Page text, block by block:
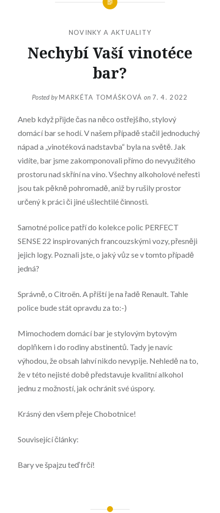
NOVINKY A AKTUALITY
Nechybí Vaší vinotéce
bar?
Posted byMARKÉTA TOMÁŠKOVÁ on 7. 4. 2022
Aneb když přijde čas na něco ostřejšího, stylový
domácí bar se hodí. V našem případě stačil jednoduchý
nápad a ,,vinotéková nadstavba“ byla na světě. Jak
vidíte, bar jsme zakomponovali přímo do nevyužitého
prostoru nad skříní na víno. Všechny alkoholové neřesti
jsou tak pěkně pohromadě, aniž by rušily prostor
určený k práci či jiné ušlechtilé činnosti.
Samotné police patří do kolekce polic PERFECT
SENSE 22 inspirovaných francouzskými vozy, přesněji
jejich logy. Poznali jste, o jaký vůz se v tomto případě
jedná?
Správně, o Citroën. A příští je na řadě Renault. Tahle
police bude stát opravdu za to:-)
Mimochodem domácí bar je stylovým bytovým
doplňkem i do rodiny abstinentů. Tady je navíc
výhodou, že obsah lahví nikdo nevypije. Nehledě na to,
že v této nejisté době představuje kvalitní alkohol
jednu z možností, jak ochránit své úspory.
Krásný den všem přeje Chobotnice!
Související články:
Bary ve špajzu teď frčí!